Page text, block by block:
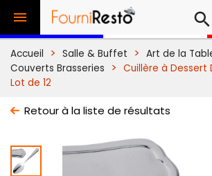
 search
Accueil Salle & Buffet Art de la
Couverts Brasseries
Cuillère à Dessert
Lot de 12
Retour à la liste de résultats